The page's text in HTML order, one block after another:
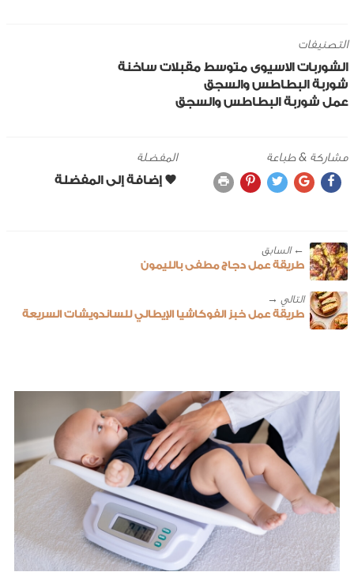
التصنيفات
الشوربات الاسيوى متوسط مقبلات ساخنة
شوربة البطاطس والسجق
عمل شوربة البطاطس والسجق
مشاركة & طباعة المفضلة
← ‎السابق
طريقة عمل دجاج مطفى بالليمون
طريقة عمل خبز الفوكاشيا الإيطالي للساندويشات السريعة